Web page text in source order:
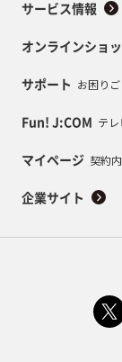
サービス情報
オンラインショ
サポート お困り
Fun! J:COM テ
マイページ 契約
企業サイト